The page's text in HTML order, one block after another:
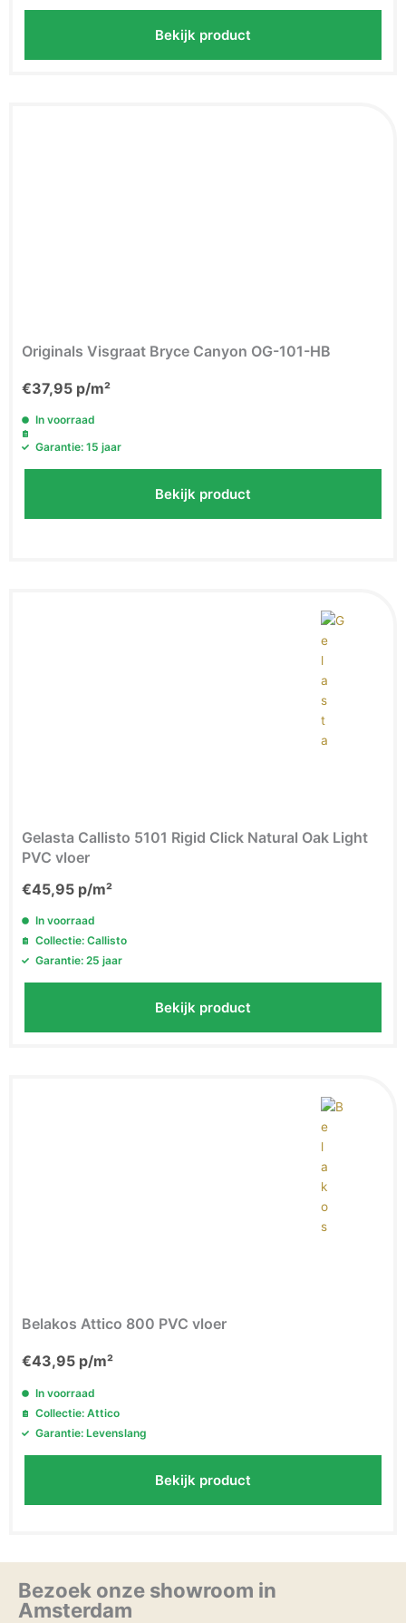
Bekijk product
Originals Visgraat Bryce Canyon OG-101-HB
€37,95 p/m²
In voorraad
Garantie: 15 jaar
Bekijk product
Gelasta Callisto 5101 Rigid Click Natural Oak Light
PVC vloer
€45,95 p/m²
In voorraad
Collectie: Callisto
Garantie: 25 jaar
Bekijk product
Belakos Attico 800 PVC vloer
€43,95 p/m²
In voorraad
Collectie: Attico
Garantie: Levenslang
Bekijk product
Bezoek onze showroom in
Amsterdam